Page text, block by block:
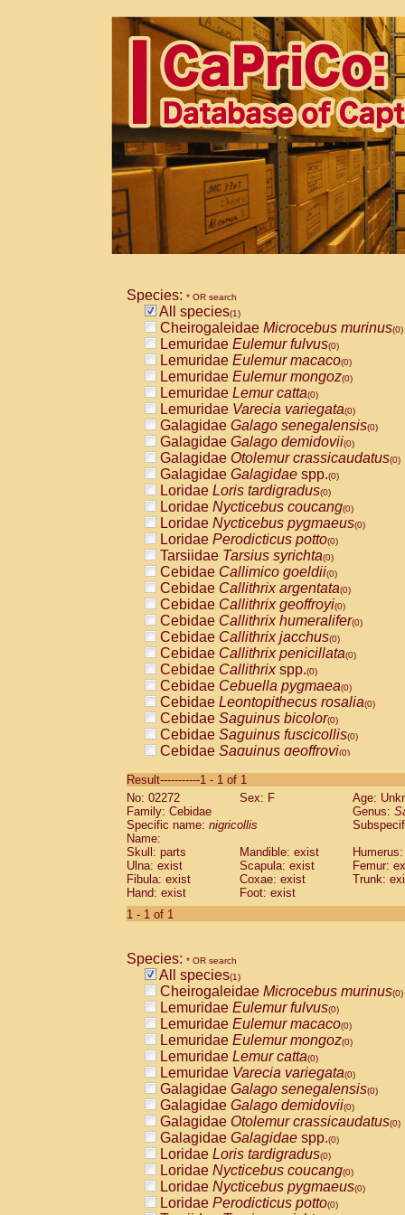
Species: * OR search
All species(1)
Cheirogaleidae Microcebus murinus(0)
Lemuridae Eulemur fulvus(0)
Lemuridae Eulemur macaco(0)
Lemuridae Eulemur mongoz(0)
Lemuridae Lemur catta(0)
Lemuridae Varecia variegata(0)
Galagidae Galago senegalensis(0)
Galagidae Galago demidovii(0)
Galagidae Otolemur crassicaudatus(0)
Galagidae Galagidae spp.(0)
Loridae Loris tardigradus(0)
Loridae Nycticebus coucang(0)
Loridae Nycticebus pygmaeus(0)
Loridae Perodicticus potto(0)
Tarsiidae Tarsius syrichta(0)
Cebidae Callimico goeldii(0)
Cebidae Callithrix argentata(0)
Cebidae Callithrix geoffroyi(0)
Cebidae Callithrix humeralifer(0)
Cebidae Callithrix jacchus(0)
Cebidae Callithrix penicillata(0)
Cebidae Callithrixspp.(0)
Cebidae Cebuella pygmaea(0)
Cebidae Leontopithecus rosalia(0)
Cebidae Saguinus bicolor(0)
Cebidae Saguinus fuscicollis(0)
Cebidae Saguinus geoffroyi(0)
CebidaeSaguinus labiatus(0)
Cebidae Saguinus leucopus (0)
Cebidae
CebidaeSaguinus mystax
Cebidae Saguinus nigricollis (1)
Cebidae Saguinus oedipus
Cebidae Saguinus weddelli
Cebidae Saguinusspp.
Cebidae
CebidaeCebus capucinus
CebidaeCebus nigrivittatus
CebidaeCebus spp.(0)
CebidaeSaimiri boliviensis(0)
CebidaeSaimiri sciureus(0)
AtelidaeAlouatta caraya(0)
AtelidaeAlouatta fusca(0)
AtelidaeAlouatta seniculus(0)
AtelidaeAlouattaspp.(0)
AtelidaeAteles belzebuth(0)
AtelidaeAteles geoffroyi(0)
AtelidaeAteles paniscus(0)
AtelidaeAtelesspp.(0)
AtelidaeLagothrix lagothricha(0)
AtelidaeLagothrix lagothricha cana
PitheciidaeCacajao calvus
Result-----------1 - 1 of 1
No: 02272
Sex: F
Age:
Family: Cebidae
Genus:
Specific name: nigricollis
Name:
Skull: parts
Mandible: exist
Ulna: exist
Scapula: exist
Femur:
Fibula: exist
Coxae: exist
Trunk:
Hand: exist
Foot: exist
1 - 1 of 1
Species: * OR search
All species(1)
Cheirogaleidae Microcebus murinus(0)
Lemuridae Eulemur fulvus(0)
Lemuridae Eulemur macaco(0)
Lemuridae Eulemur mongoz(0)
Lemuridae Lemur catta(0)
Lemuridae Varecia variegata(0)
Galagidae Galago senegalensis(0)
Galagidae Galago demidovii(0)
Galagidae Otolemur crassicaudatus(0)
Galagidae Galagidae spp.(0)
Loridae Loris tardigradus(0)
Loridae Nycticebus coucang(0)
Loridae Nycticebus pygmaeus(0)
Loridae Perodicticus potto(0)